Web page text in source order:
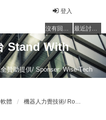
登入
沒有回覆的主題 最近討論的主題
Stand With
贊助提供/ Sponser: Wise-Tech
軟體 機器人力覺技術/ Robotic Force Sensing Tech